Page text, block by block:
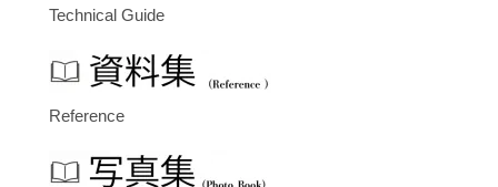
Technical Guide
Reference